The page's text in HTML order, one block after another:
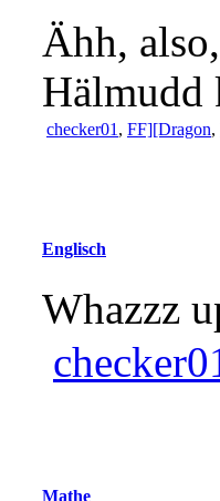
Ähh,
Hälmudd
checker01 , FF][Dragon,
Englisch
Whazzz
Mathe